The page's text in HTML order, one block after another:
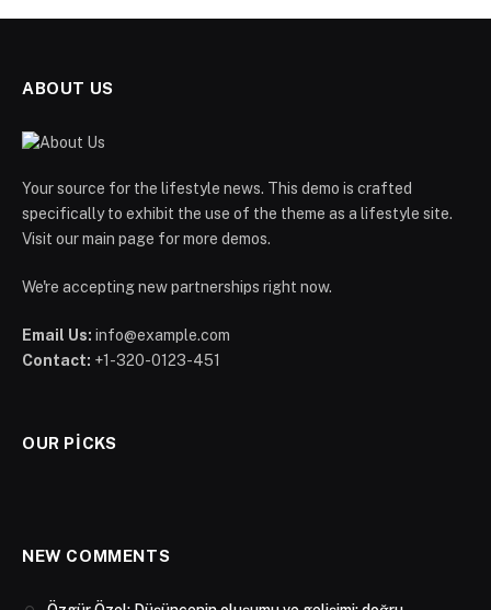
ABOUT US
Your source for the lifestyle news. This demo is crafted
specifically to exhibit the use of the theme as a lifestyle site.
Visit our main page for more demos.
We're accepting new partnerships right now.
Email Us: info@example.com
Contact: +1-320-0123-451
OUR PICKS
NEW COMMENTS